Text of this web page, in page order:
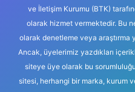
ve İletişim Kurumu (BTK)
olarak hizmet vermektedir. Bu
olarak denetleme veya araştırma
Ancak, üyelerimiz yazdıkları
siteye üye olarak bu
sitesi, herhangi bir marka, kurum